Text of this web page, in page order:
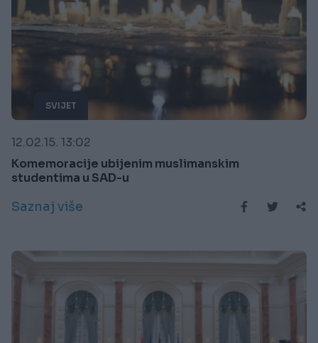
SVIJET
12.02.15. 13:02
Komemoracije ubijenim muslimanskim
studentima u SAD-u
Saznaj više